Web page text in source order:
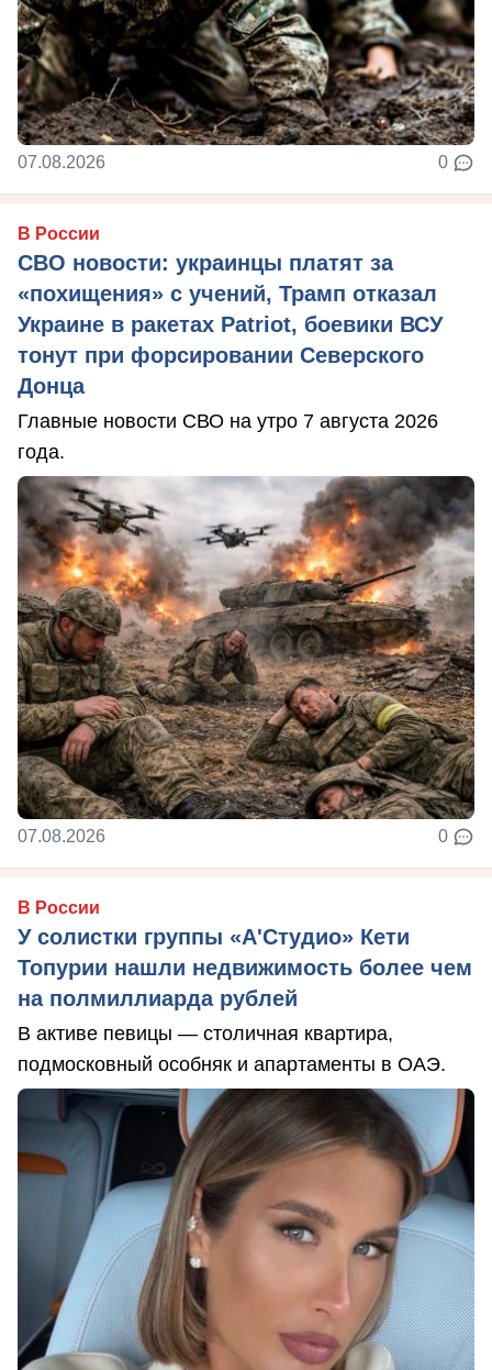
07.08.2026 0
В России
СВО новости: украинцы платят за
«похищения» с учений, Трамп отказал
Украине в ракетах Patriot, боевики ВСУ
тонут при форсировании Северского
Донца
Главные новости СВО на утро 7 августа 2026
года.
07.08.2026 0
В России
У солистки группы «А'Студио» Кети
Топурии нашли недвижимость более чем
на полмиллиарда рублей
В активе певицы — столичная квартира,
подмосковный особняк и апартаменты в ОАЭ.